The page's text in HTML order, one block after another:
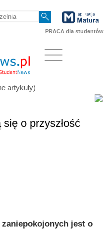
PRACA dla studentów
artykuły)
o przyszłość
jest o